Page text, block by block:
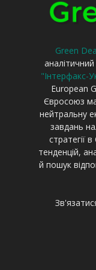
Green
"Інтерфакс-
European
Євросоюз
нейтральну
завдань
стратегії
тенденцій,
й пошук